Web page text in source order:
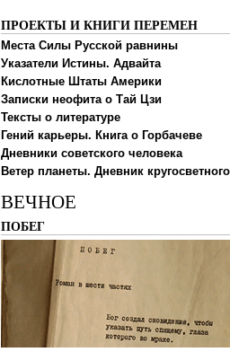
ПРОЕКТЫ И КНИГИ ПЕРЕМЕН
Места Силы Русской равнины
Указатели Истины. Адвайта
Кислотные Штаты Америки
Записки неофита о Тай Цзи
Тексты о литературе
Гений карьеры. Книга о Горбачеве
Дневники советского человека
Ветер планеты. Дневник
ВЕЧНОЕ
ПОБЕГ